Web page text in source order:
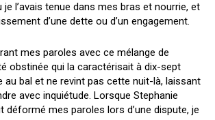
l’avais tenue dans mes bras et nourrie, et
d’une dette ou d’un engagement.
mes paroles avec ce mélange de
obstinée qui la caractérisait à dix-sept
au bal et ne revint pas cette nuit-là, laissant
avec inquiétude. Lorsque Stephanie
déformé mes paroles lors d’une dispute, je